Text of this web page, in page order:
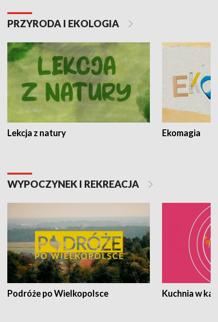
PRZYRODA I EKOLOGIA
Lekcja z natury Ekomagia
WYPOCZYNEK I REKREACJA
Podróże po Wielkopolsce Kuchnia w